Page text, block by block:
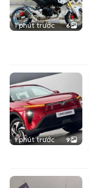
1 phút trước 6
1 phút trước 9